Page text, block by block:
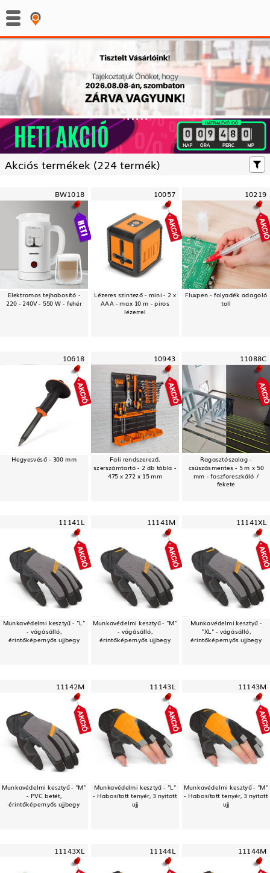
: :
Akciós termékek (224 termék)
BW1018
Elektromos tejhabosító -
220 - 240V - 550 W - fehér
10057
Lézeres szintező - mini - 2 x
AAA - max 10 m - piros
lézerrel
10219
Fluxpen - folyadék adagoló
toll
10618
Hegyesvéső - 300 mm
10943
Fali rendszerező,
szerszámtartó - 2 db tábla -
475 x 272 x 15 mm
11088C
Ragasztószalag -
csúszásmentes - 5 m x 50
mm - foszforeszkáló /
fekete
11141L
Munkavédelmi kesztyű - "L"
- vágásálló,
érintőképernyős ujjbegy
11141M
Munkavédelmi kesztyű - "M"
- vágásálló,
érintőképernyős ujjbegy
11141XL
Munkavédelmi kesztyű -
"XL" - vágásálló,
érintőképernyős ujjbegy
11142M
Munkavédelmi kesztyű - "M"
- PVC betét,
érintőképernyős ujjbegy
11143L
Munkavédelmi kesztyű - "L"
- Habosított tenyér, 3 nyitott
ujj
11143M
Munkavédelmi kesztyű - "M"
- Habosított tenyér, 3 nyitott
ujj
11143XL 11144L 11144M